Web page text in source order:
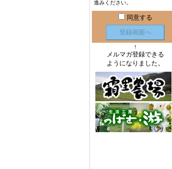
進みください。
同意する
登録画面へ
↑
メルマガ登録できる
ようになりました。